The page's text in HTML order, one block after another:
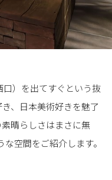
口）を出てすぐという抜
、日本美術好きを魅了
晴らしさはまさに無
空間をご紹介します。